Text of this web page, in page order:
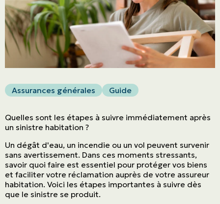
Assurances générales Guide
Quelles sont les étapes à suivre immédiatement après
un sinistre habitation ?
Un dégât d'eau, un incendie ou un vol peuvent survenir
sans avertissement. Dans ces moments stressants,
savoir quoi faire est essentiel pour protéger vos biens
et faciliter votre réclamation auprès de votre assureur
habitation. Voici les étapes importantes à suivre dès
que le sinistre se produit.